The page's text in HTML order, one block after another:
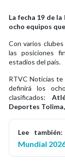
La fecha 19 de
ocho equipos
Con varios
las posiciones
estadios del país.
RTVC Noticias
definirá los
clasificados:
Deportes
Lee también:
Mundial